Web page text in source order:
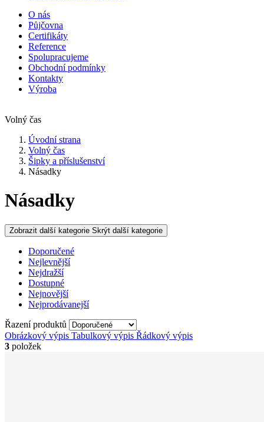
O nás
Půjčovna
Certifikáty
Reference
Spolupracujeme
Obchodní podmínky
Kontakty
Výroba
Volný čas
Úvodní strana
Volný čas
Šipky a příslušenství
Násadky
Násadky
Zobrazit další kategorie Skrýt další kategorie
Doporučené
Nejlevnější
Nejdražší
Dostupné
Nejnovější
Nejprodávanejší
Řazení produktů
Obrázkový výpis Tabulkový výpis Řádkový výpis
3 položek